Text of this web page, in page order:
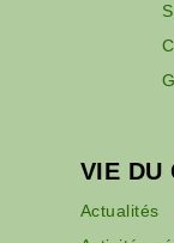
VIE DU
Actualités